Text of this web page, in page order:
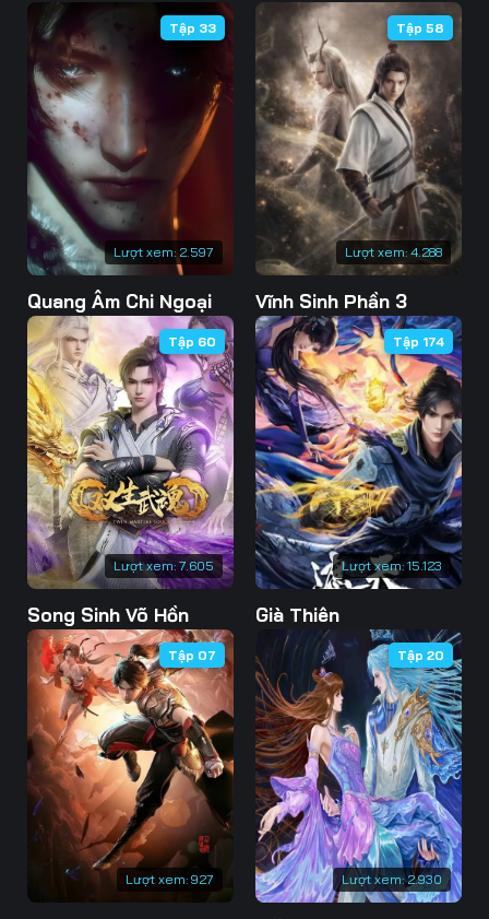
47 48
49 51
52 54
55 57
58 60
61 63
64 66
67 68 69
70 71 72
73 75
76 77 78
79 80 81
82 83 84
85 86 87
88 89 90
91 92 93
94 95 96
97 98 99
100 102
Lượt xem: 2.597
Tập 33
Quang Âm Chi Ngoại
Lượt xem: 4.288
Tập 58
Vĩnh Sinh Phần 3
Lượt xem: 7.605
Tập 60
Song Sinh Võ Hồn
Lượt xem: 15.123
Tập 174
Già Thiên
Lượt xem: 927
Tập 07
Lượt xem: 2.930
Tập 20